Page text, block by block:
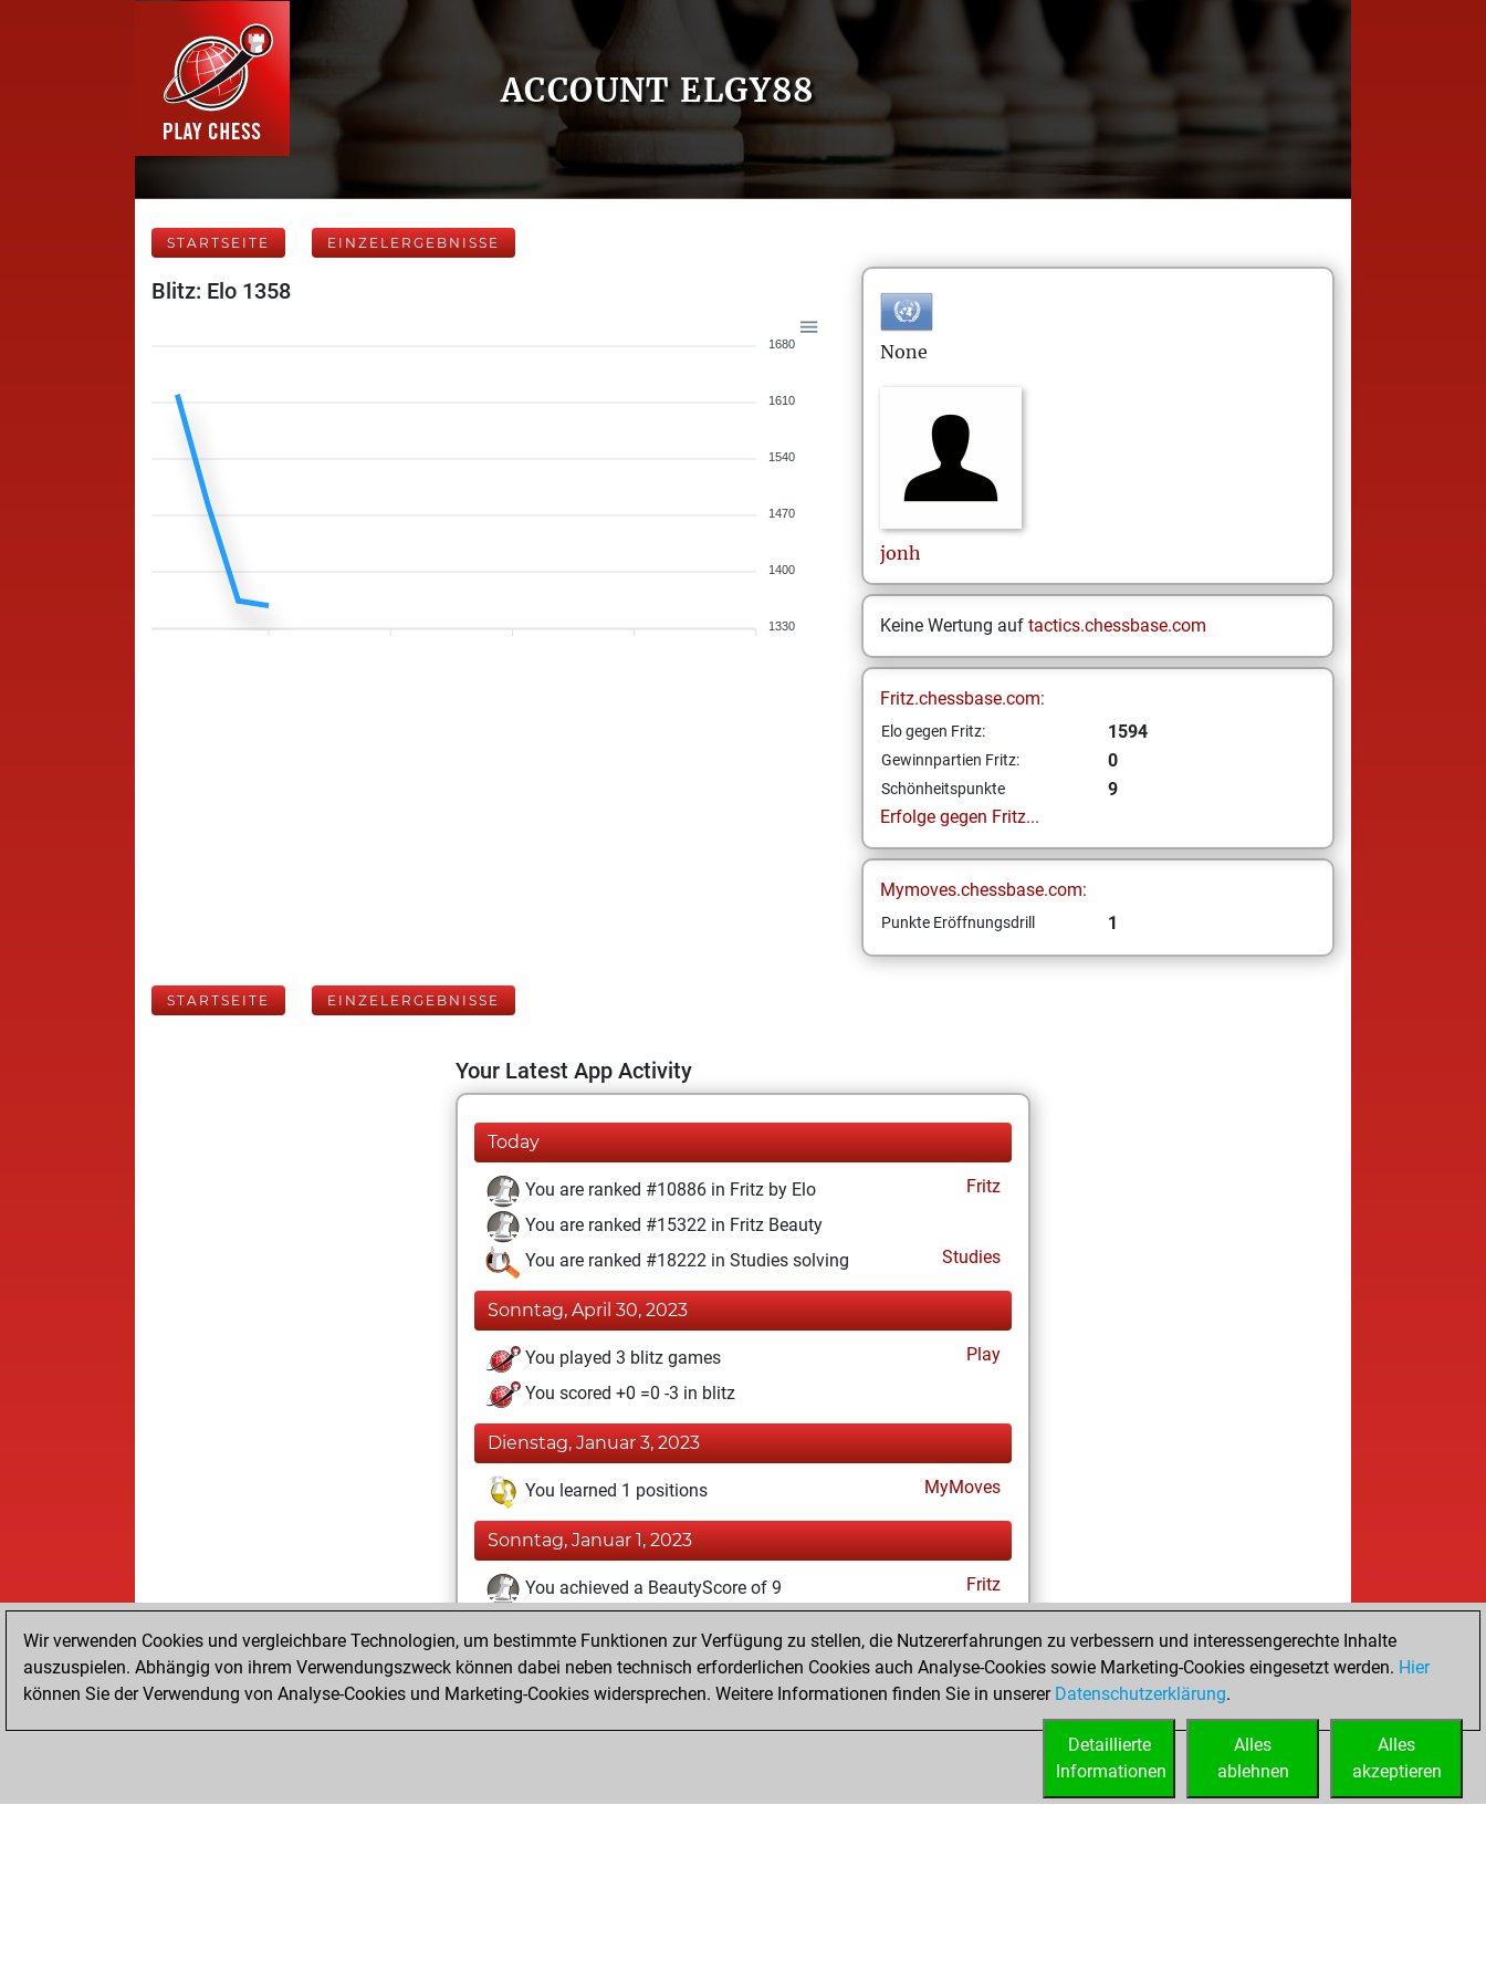
ACCOUNT ELGY88
STARTSEITE EINZELERGEBNISSE
Blitz: Elo 1358
1680
1610
1540
1470
1400
1330
None
jonh
Keine Wertung auf tactics.chessbase.com
Fritz.chessbase.com:
Elo gegen Fritz: 1594
Gewinnpartien Fritz: 0
Schönheitspunkte
9
Erfolge gegen Fritz...
Mymoves.chessbase.com:
Punkte Eröffnungsdrill 1
STARTSEITE EINZELERGEBNISSE
Your Latest App Activity
Today
You are ranked #10886 in Fritz by Elo
Fritz
You are ranked #15322 in Fritz Beauty
You are ranked #18222 in Studies solving
Studies
Sonntag, April 30, 2023
You played 3 blitz games
Play
You scored +0 =0 -3 in blitz
Dienstag, Januar 3, 2023
You learned 1 positions MyMoves
Sonntag, Januar 1, 2023
You achieved a BeautyScore of 9
Fritz
You created your Fritz account
You created your Studies account
Studies
Wir verwenden Cookies und vergleichbare Technologien, um bestimmte Funktionen zur Verfügung zu stellen, die Nutzererfahrungen zu verbessern und interessengerechte Inhalte
auszuspielen. Abhängig von ihrem Verwendungszweck können dabei neben technisch erforderlichen Cookies auch Analyse-Cookies sowie Marketing-Cookies eingesetzt werden. Hier
können Sie der Verwendung von Analyse-Cookies und Marketing-Cookies widersprechen. Weitere Informationen finden Sie in unserer Datenschutzerklärung.
Alles
akzeptieren
Alles
ablehnen
Detaillierte
Informationen